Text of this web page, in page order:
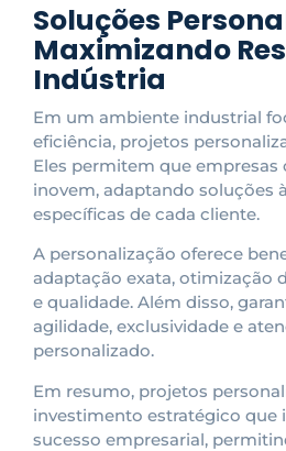
Soluções
Maximizando
Indústria
Em um ambiente industrial
eficiência, projetos
Eles permitem que
inovem, adaptando soluções
específicas de cada cliente.
A personalização oferece
adaptação exata, otimização
e qualidade. Além disso,
agilidade, exclusividade e
personalizado.
Em resumo, projetos
investimento estratégico que
sucesso empresarial,